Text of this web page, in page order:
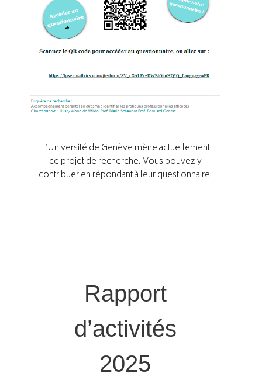
L’Université de Genève mène actuellement
ce projet de recherche. Vous pouvez y
contribuer en répondant à leur questionnaire.
Rapport
d’activités
2025